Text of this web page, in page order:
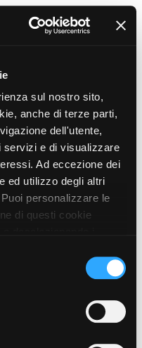
sul nostro sito,
anche di terze parti,
dell'utente,
servizi e di visualizzare
Ad eccezione dei
ed utilizzo degli altri
personalizzare le
di questi cookie
tutti i cookie, cliccando
Cliccando sul tasto
navigazione. Per